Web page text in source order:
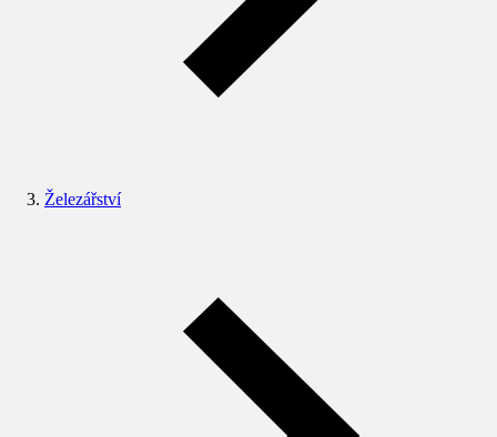
Železářství